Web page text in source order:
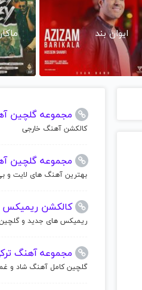
ایوان بند
مجموعه گلچین
کالکشن آهنگ خارجی
مجموعه گلچین
بهترین آهنگ های لایت و
کالکشن ریمیکس
ریمیکس های جدید و گلچین
مجموعه آهنگ
گلچین کامل آهنگ شاد و